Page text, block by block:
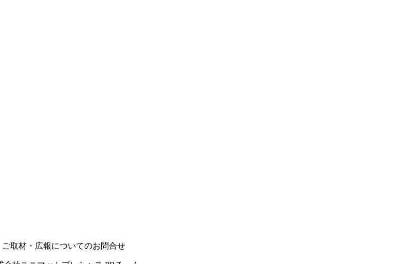
ご取材・広報についてのお問合せ